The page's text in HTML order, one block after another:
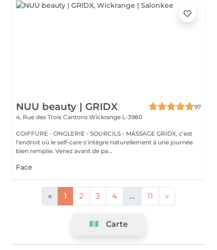
NUU beauty | GRIDX
97
4, Rue des Trois Cantons Wickrange L-3980
COIFFURE - ONGLERIE - SOURCILS - MASSAGE GRIDX, c'est
l'endroit où le self-care s'intègre naturellement à une journée
bien remplie. Venez avant de pa...
Face
« 1 2 3 4 ... 11 »
Carte